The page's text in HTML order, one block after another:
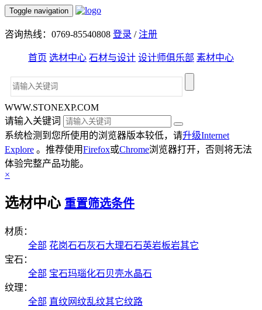
Toggle navigation
咨询热线：0769-85540808 登录 /注册
首页 选材中心 石材与设计 设计师俱乐部 素材中心
WWW.STONEXP.COM
请输入关键词
系统检测到您所使用的浏览器版本较低，请升级Internet
Explore 。推荐使用Firefox或Chrome浏览器打开，否则将无法
体验完整产品功能。
×
选材中心 重置筛选条件
材质：
全部 花岗石石灰石大理石石英岩板岩其它
宝石：
全部 宝石玛瑙化石贝壳水晶石
纹理：
全部 直纹网纹乱纹其它纹路